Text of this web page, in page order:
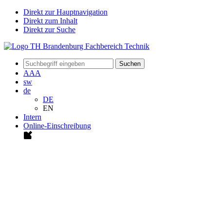
Direkt zur Hauptnavigation
Direkt zum Inhalt
Direkt zur Suche
Suchen
AAA
sw
de
DE
EN
Intern
Online-Einschreibung